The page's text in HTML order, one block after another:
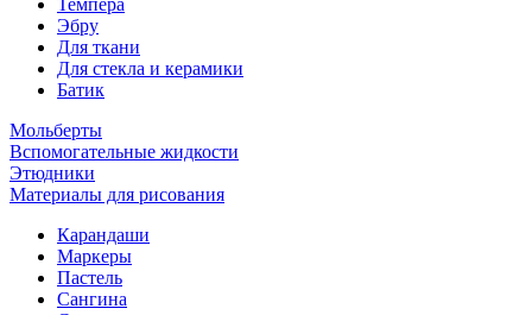
Темпера
Эбру
Для ткани
Для стекла и керамики
Батик
Мольберты
Вспомогательные жидкости
Этюдники
Материалы для рисования
Карандаши
Маркеры
Пастель
Сангина